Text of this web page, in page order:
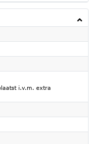
i.v.m. extra